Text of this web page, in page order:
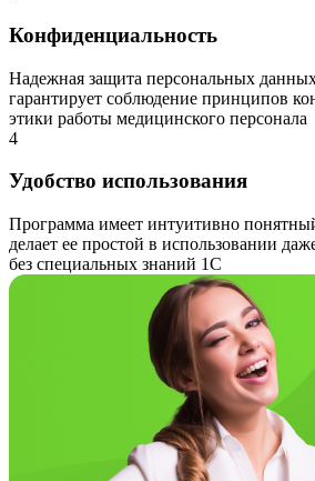
Конфиденциальность
Надежная защита персональных
гарантирует соблюдение принципов
этики работы медицинского персонала
4
Удобство использования
Программа имеет интуитивно
делает ее простой в использовании
без специальных знаний 1С